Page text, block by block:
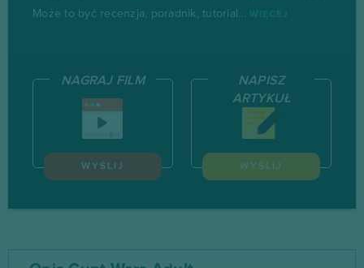
Może to być recenzja, poradnik, tutorial...
NAGRAJ FILM
WYŚLIJ
NAPISZ
ARTYKUŁ
WYŚLIJ